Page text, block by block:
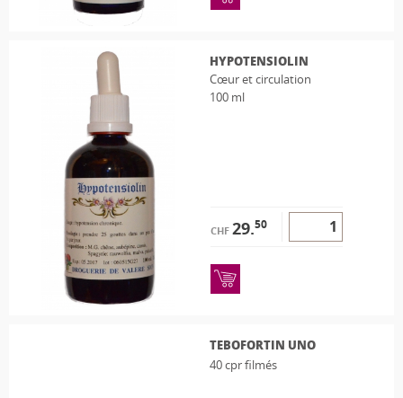
HYPOTENSIOLIN
Cœur et circulation
100 ml
CHF 29.50
TEBOFORTIN UNO
40 cpr filmés